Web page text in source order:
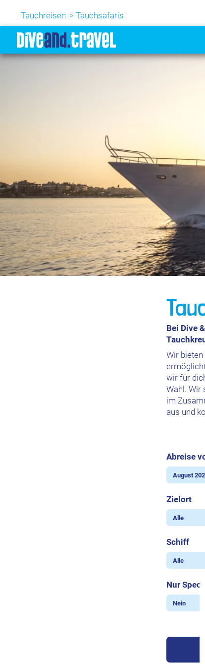
Tauchreisen Tauchsafaris
Bei Dive
Wir
wir für
Wahl. Wir
im
aus und
Abreise
Zielort
Schiff
Nur